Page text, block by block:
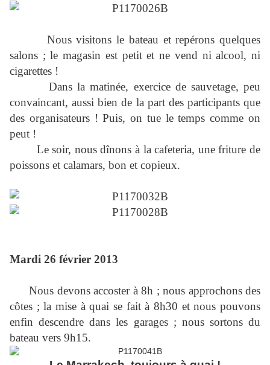
Nous visitons le bateau et repérons quelques
salons ; le magasin est petit et ne vend ni alcool, ni
cigarettes !
Dans la matinée, exercice de sauvetage, peu
convaincant, aussi bien de la part des participants que
des organisateurs ! Puis, on tue le temps comme on
peut !
Le soir, nous dînons à la cafeteria, une friture de
poissons et calamars, bon et copieux.
Mardi 26 février 2013
Nous devons accoster à 8h ; nous approchons des
côtes ; la mise à quai se fait à 8h30 et nous pouvons
enfin descendre dans les garages ; nous sortons du
bateau vers 9h15.